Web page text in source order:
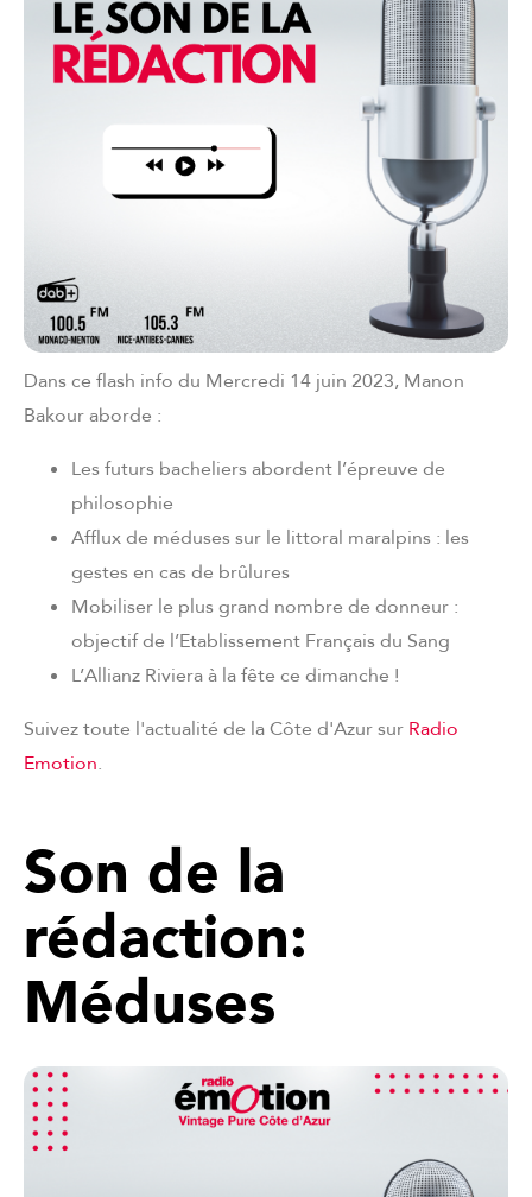
Dans ce flash info du Mercredi 14 juin 2023, Manon
Bakour aborde :
Les futurs bacheliers abordent l’épreuve de
philosophie
Afflux de méduses sur le littoral maralpins : les
gestes en cas de brûlures
Mobiliser le plus grand nombre de donneur :
objectif de l’Etablissement Français du Sang
L’Allianz Riviera à la fête ce dimanche !
Suivez toute l'actualité de la Côte d'Azur sur Radio
Emotion.
Son de la
rédaction:
Méduses